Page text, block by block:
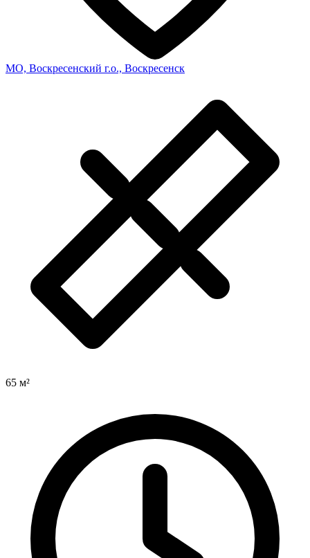
МО, Воскресенский г.о., Воскресенск
65 м²